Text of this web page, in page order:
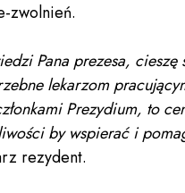
zwolnień.
Pana prezesa, cieszę
lekarzom
Prezydium, to
by wspierać i
rezydent.